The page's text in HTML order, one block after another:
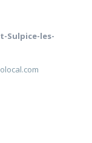
Sulpice-les-